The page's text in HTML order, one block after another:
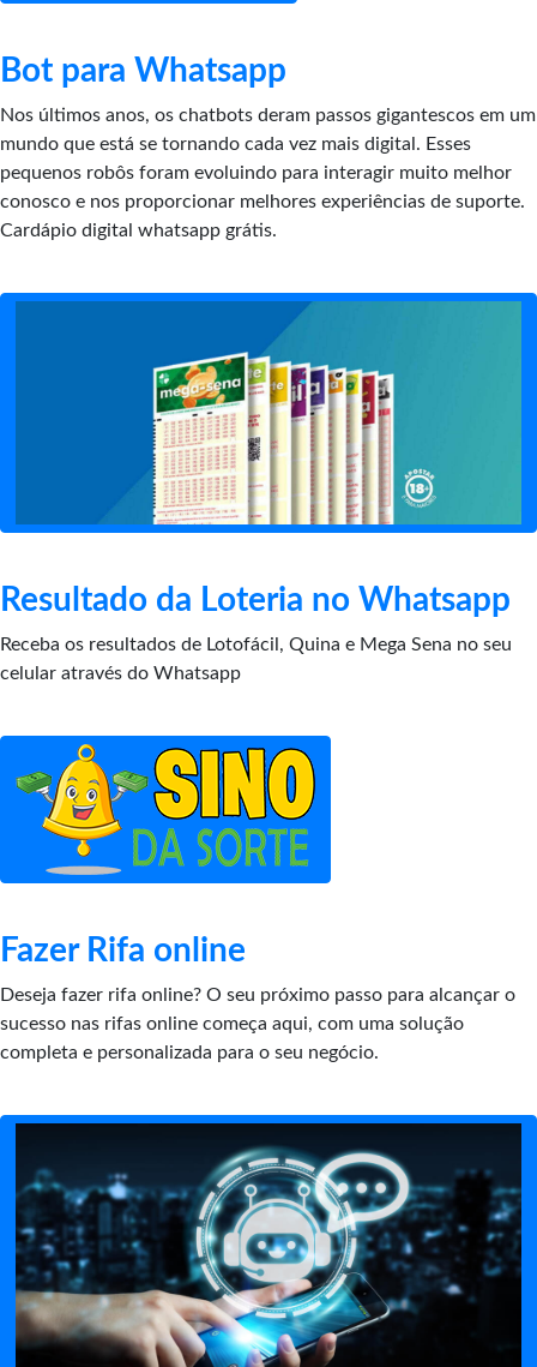
Bot para Whatsapp
Nos últimos anos, os chatbots deram passos gigantescos em um
mundo que está se tornando cada vez mais digital. Esses
pequenos robôs foram evoluindo para interagir muito melhor
conosco e nos proporcionar melhores experiências de suporte.
Cardápio digital whatsapp grátis.
Resultado da Loteria no Whatsapp
Receba os resultados de Lotofácil, Quina e Mega Sena no seu
celular através do Whatsapp
Fazer Rifa online
Deseja fazer rifa online? O seu próximo passo para alcançar o
sucesso nas rifas online começa aqui, com uma solução
completa e personalizada para o seu negócio.